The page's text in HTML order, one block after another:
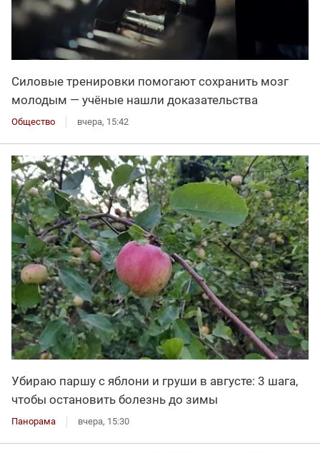
Силовые тренировки помогают сохранить мозг
молодым — учёные нашли доказательства
Общество вчера, 15:42
Убираю паршу с яблони и груши в августе: 3 шага,
чтобы остановить болезнь до зимы
Панорама вчера, 15:30